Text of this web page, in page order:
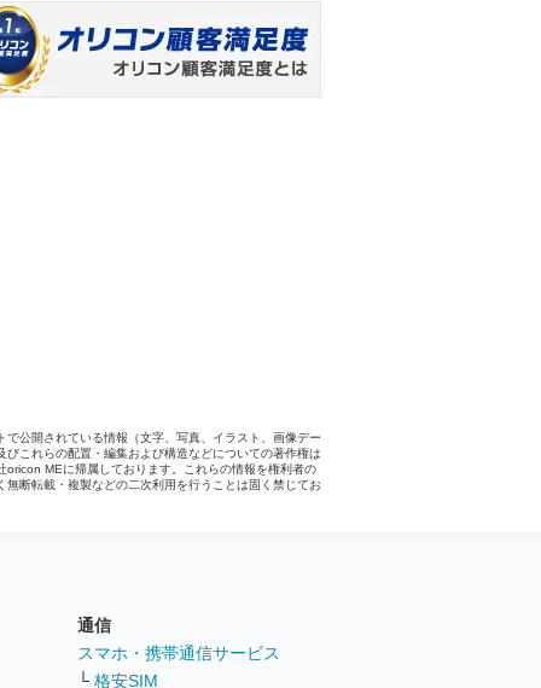
で公開されている情報（文字、写真、イラスト、画像デー
びこれらの配置・編集および構造などについての著作権は
oricon MEに帰属しております。これらの情報を権利者の
無断転載・複製などの二次利用を行うことは固く禁じてお
通信
スマホ・携帯通信サービス
└ 格安SIM